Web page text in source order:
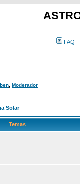
FAQ
Moderador
Solar
Temas